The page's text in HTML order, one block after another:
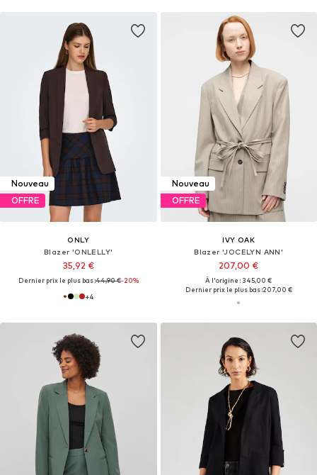
Nouveau
OFFRE
ONLY
Blazer 'ONLELLY'
35,92 €
Dernier prix le plus bas :44,90 €-20%
+4
Nouveau
OFFRE
IVY OAK
Blazer 'JOCELYN ANN'
207,00 €
À l'origine : 345,00 €
Dernier prix le plus bas :207,00 €